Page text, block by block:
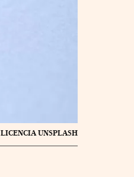
LICENCIA UNSPLASH